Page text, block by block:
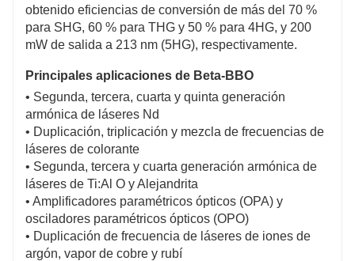
obtenido eficiencias de conversión de más del 70 %
para SHG, 60 % para THG y 50 % para 4HG, y 200
mW de salida a 213 nm (5HG), respectivamente.
Principales aplicaciones de Beta-BBO
• Segunda, tercera, cuarta y quinta generación
armónica de láseres Nd
• Duplicación, triplicación y mezcla de frecuencias de
láseres de colorante
• Segunda, tercera y cuarta generación armónica de
láseres de Ti:Al O y Alejandrita
• Amplificadores paramétricos ópticos (OPA) y
osciladores paramétricos ópticos (OPO)
• Duplicación de frecuencia de láseres de iones de
argón, vapor de cobre y rubí